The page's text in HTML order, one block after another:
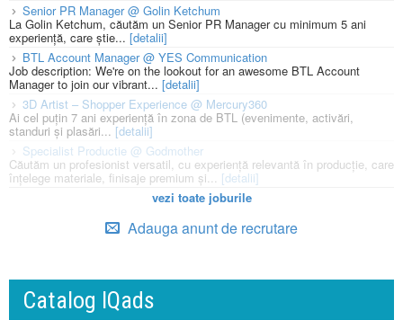
Senior PR Manager @ Golin Ketchum
La Golin Ketchum, căutăm un Senior PR Manager cu minimum 5 ani
experiență, care știe... [detalii]
BTL Account Manager @ YES Communication
Job description: We're on the lookout for an awesome BTL Account
Manager to join our vibrant... [detalii]
3D Artist – Shopper Experience @ Mercury360
Ai cel puțin 7 ani experiență în zona de BTL (evenimente, activări,
standuri și plasări... [detalii]
Specialist Productie @ Godmother
Căutăm un profesionist versatil, cu experiență relevantă în producție, care
înțelege materiale, finisaje premium și... [detalii]
vezi toate joburile
Adauga anunt de recrutare
Catalog IQads